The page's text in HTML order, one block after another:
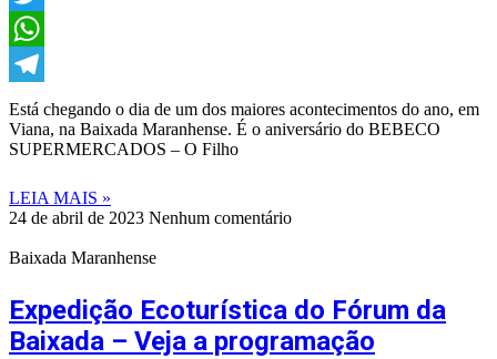
Twitter
WhatsApp
Telegram
Está chegando o dia de um dos maiores acontecimentos do ano, em
Viana, na Baixada Maranhense. É o aniversário do BEBECO
SUPERMERCADOS – O Filho
LEIA MAIS »
24 de abril de 2023 Nenhum comentário
Baixada Maranhense
Expedição Ecoturística do Fórum da
Baixada – Veja a programação